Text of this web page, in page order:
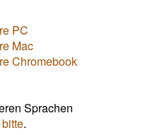
PC
Mac
Chromebook
Sprachen
.